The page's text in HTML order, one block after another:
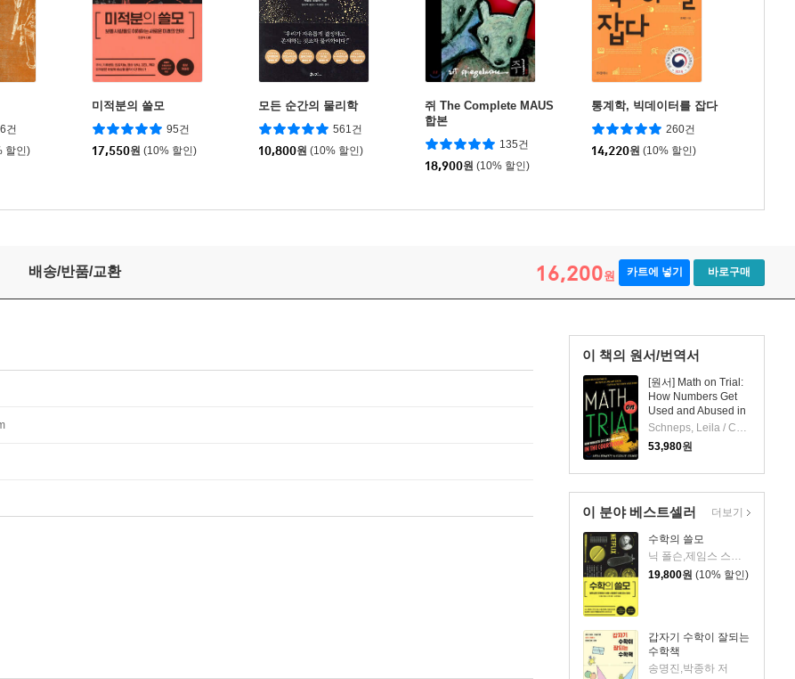
6건
할인)
미적분의 쓸모
95건
17,550원 (10% 할인)
모든 순간의 물리학
561건
10,800원 (10% 할인)
쥐 The Complete MAUS
합본
135건
18,900원 (10% 할인)
통계학, 빅데이터를 잡다
260건
14,220원 (10% 할인)
배송/반품/교환 16,200원 카트에 넣기 바로구매
이 책의 원서/번역서
[원서] Math on Trial:
How Numbers Get
Used and Abused in
the Courtroom
Schneps, Leila / Colmez, Coralie
53,980원
이 분야 베스트셀러
수학의 쓸모
닉 폴슨,제임스 스콧 공저/노태복 역
19,800원 (10% 할인)
갑자기 수학이 잘되는
수학책
송명진,박종하 저
더보기